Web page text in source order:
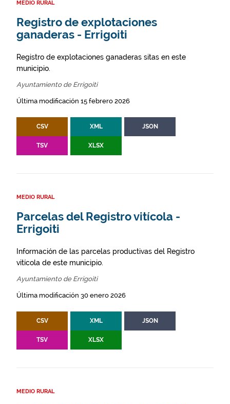
MEDIO RURAL
Registro de explotaciones
ganaderas - Errigoiti
Registro de explotaciones ganaderas sitas en este
municipio.
Ayuntamiento de Errigoiti
Última modificación 15 febrero 2026
CSV XML JSON
TSV XLSX
MEDIO RURAL
Parcelas del Registro vitícola -
Errigoiti
Información de las parcelas productivas del Registro
vitícola de este municipio.
Ayuntamiento de Errigoiti
Última modificación 30 enero 2026
CSV XML JSON
TSV XLSX
MEDIO RURAL